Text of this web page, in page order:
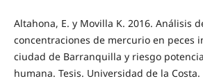
Altahona, E. y Movilla K. 2016. Análisis
concentraciones de mercurio en peces
ciudad de Barranquilla y riesgo
humana. Tesis. Universidad de la Costa.